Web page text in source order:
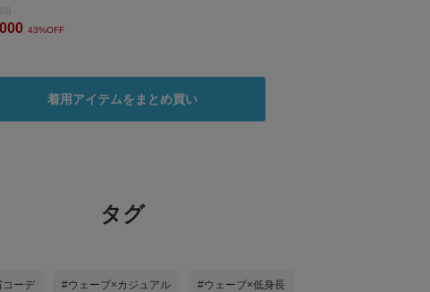
43%OFF
着用アイテムをまとめ買い
タグ
コーデ #ウェーブ×カジュアル #ウェーブ×低身長